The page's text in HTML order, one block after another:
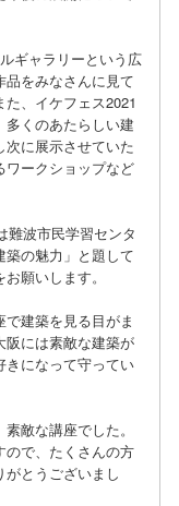
ギャラリーという広
をみなさんに見て
、イケフェス2021
くのあたらしい建
に展示させていた
ワークショップなど
難波市民学習センタ
の魅力」と題して
願いします。
建築を見る目がま
阪には素敵な建築が
きになって守ってい
敵な講座でした。
ので、たくさんの方
とうございまし